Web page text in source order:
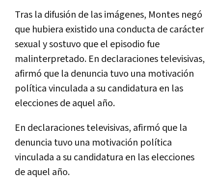
Tras la difusión de las imágenes, Montes negó
que hubiera existido una conducta de carácter
sexual y sostuvo que el episodio fue
malinterpretado. En declaraciones televisivas,
afirmó que la denuncia tuvo una motivación
política vinculada a su candidatura en las
elecciones de aquel año.
En declaraciones televisivas, afirmó que la
denuncia tuvo una motivación política
vinculada a su candidatura en las elecciones
de aquel año.